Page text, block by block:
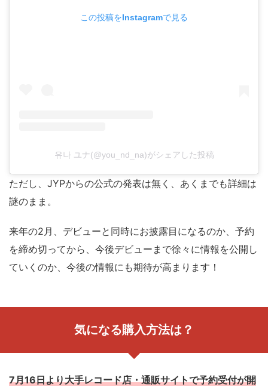
この投稿をInstagramで見る
유나 ユナ(@you_nd_na)がシェアした投稿
ただし、JYPからの公式の発表は無く、あくまでも詳細は
謎のまま。
来年の2月、デビューと同時にお披露目になるのか、予約
を締め切ってから、今後デビューまで徐々に情報を公開し
ていくのか、今後の情報にも期待が高まります！
気になる購入方法は？
7月16日より大手レコード店・通販サイトで予約受付が開